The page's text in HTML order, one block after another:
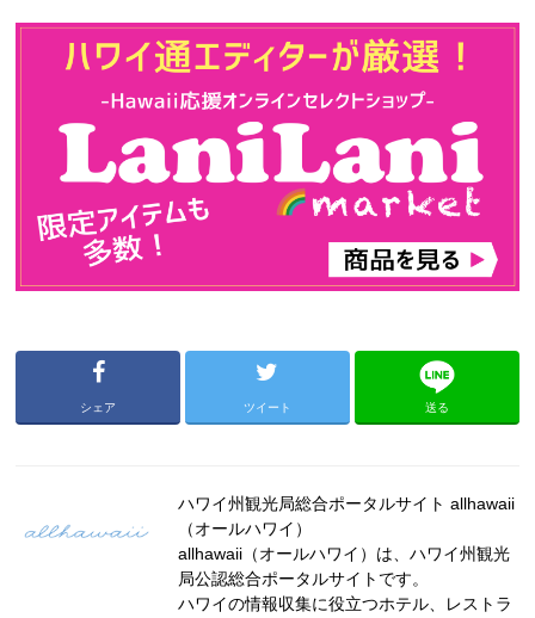
シェア ツイート 送る
ハワイ州観光局総合ポータルサイト allhawaii
（オールハワイ）
allhawaii（オールハワイ）は、ハワイ州観光
局公認総合ポータルサイトです。
ハワイの情報収集に役立つホテル、レストラ